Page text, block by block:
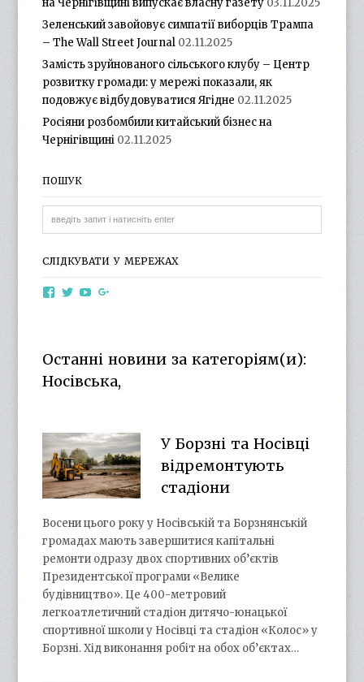
на Чернігівщині випускає власну газету 03.11.2025
Зеленський завойовує симпатії виборців Трампа
– The Wall Street Journal 02.11.2025
Замість зруйнованого сільського клубу – Центр
розвитку громади: у мережі показали, як
подовжує відбудовуватися Ягідне 02.11.2025
Росіяни розбомбили китайський бізнес на
Чернігівщині 02.11.2025
ПОШУК
СЛІДКУВАТИ У МЕРЕЖАХ
ViewViewView
YouTube
Останні новини за категоріям(и):
Носівська,
У Борзні та Носівці
відремонтують
стадіони
Восени цього року у Носівській та Борзнянській
громадах мають завершитися капітальні
ремонти одразу двох спортивних об’єктів
Президентської програми «Велике
будівництво». Це 400-метровий
легкоатлетичний стадіон дитячо-юнацької
спортивної школи у Носівці та стадіон «Колос» у
Борзні. Хід виконання робіт на обох об’єктах…